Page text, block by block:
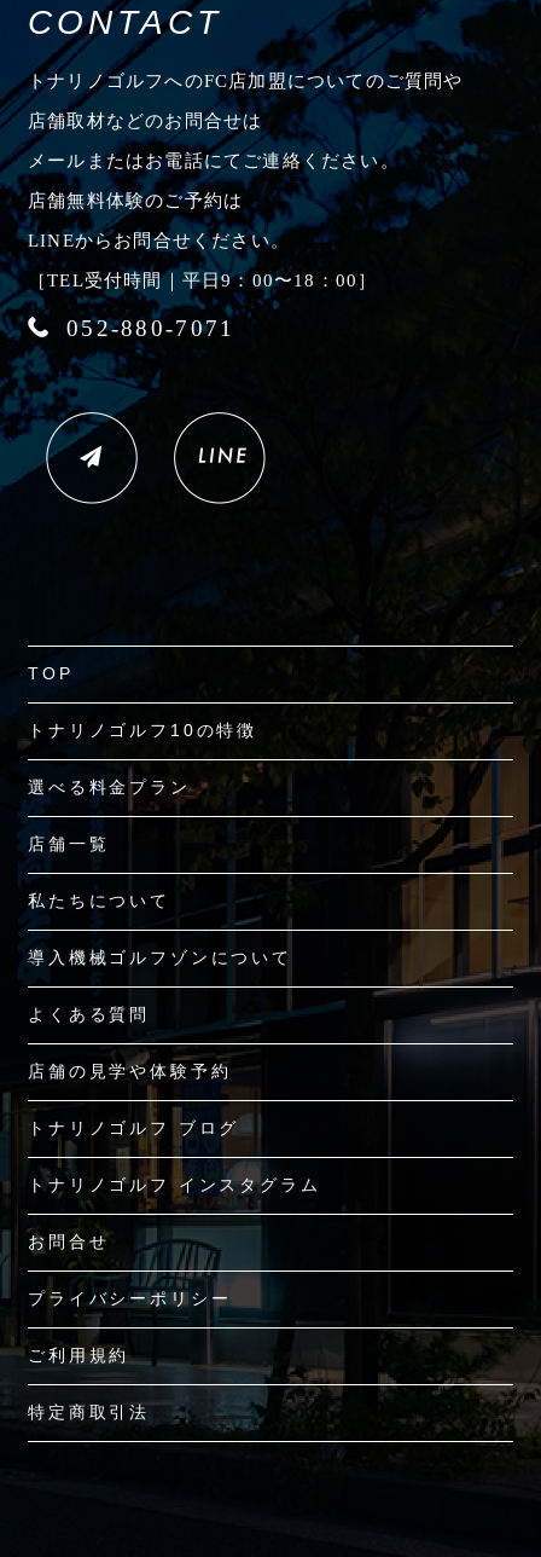
CONTACT
トナリノゴルフへのFC店加盟についてのご質問や
店舗取材などのお問合せは
メールまたはお電話にてご連絡ください。
店舗無料体験のご予約は
LINEからお問合せください。
［TEL受付時間｜平日9：00〜18：00］
052-880-7071
TOP
トナリノゴルフ10の特徴
選べる料金プラン
店舗一覧
私たちについて
導入機械ゴルフゾンについて
よくある質問
店舗の見学や体験予約
トナリノゴルフ ブログ
トナリノゴルフ インスタグラム
お問合せ
プライバシーポリシー
ご利用規約
特定商取引法